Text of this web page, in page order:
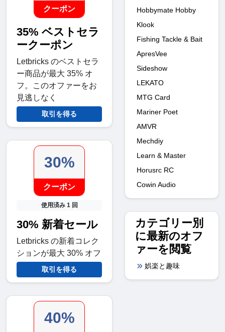
クーポン
35% ベストセラ
ークーポン
Letbricks のベストセラ
ー商品が最大 35% オ
フ。このオファーをお
見逃しなく
取引を得る
30%
クーポン
使用済み 1 回
30% 新着セール
Letbricks の新着コレク
ションが最大 30% オフ
取引を得る
40%
Hobbymate Hobby
Klook
Fishing Tackle & Bait
ApresVee
Sideshow
LEKATO
MTG Card
Mariner Poet
AMVR
Mechdiy
Learn & Master
Horusrc RC
Cowin Audio
カテゴリー別
に最新のオフ
ァーを閲覧
娯楽と趣味